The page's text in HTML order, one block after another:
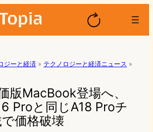
ジーと経済 » テクノロジーと経済ニュース »
版MacBook登場へ、
Proと同じA18 Proチ
価格破壊